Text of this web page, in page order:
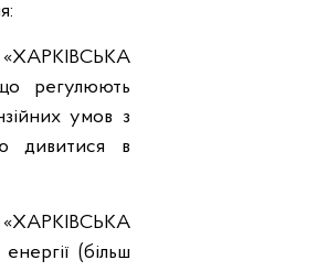
регулюють
умов з
дивитися в
(більш